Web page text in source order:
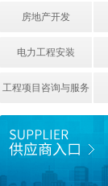
房地产开发
电力工程安装
工程项目咨询与服务